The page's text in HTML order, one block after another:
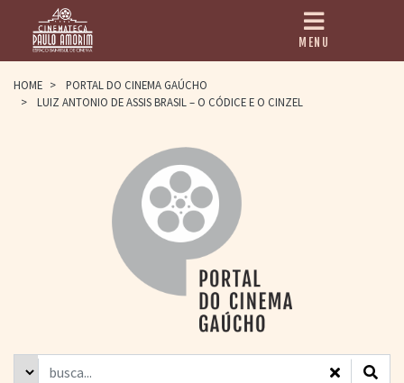
HOME
PAULO AMORIM
> HOMENAGEADOS
> EQUIPE
> ASSOCIAÇÃO DOS
> BIBLIOTECA
ROMEU GRIMALDI
> GRADE SEMANAL
> PREÇOS E
MENU
HOME >
PORTAL DO CINEMA GAÚCHO
>
LUIZ ANTONIO DE ASSIS BRASIL – O CÓDICE E O CINZEL